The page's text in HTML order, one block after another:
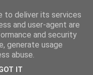
to deliver its services
and user-agent are
and security
generate usage
abuse.
IT